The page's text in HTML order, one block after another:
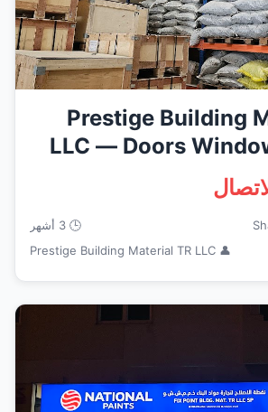
Prestige Building
LLC — Doors
🕒 3 أشهر
👤 Prestige Building Material TR LLC